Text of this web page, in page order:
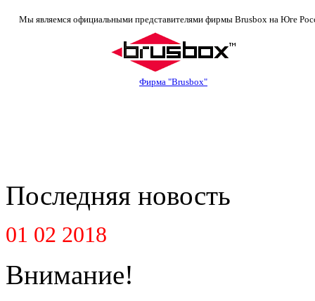
Мы являемся официальными представителями фирмы Brusbox на Юге
Фирма "Brusbox"
Последняя новость
01 02 2018
Внимание!